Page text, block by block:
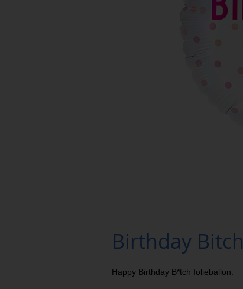
Birthday Bitch
Happy Birthday B*tch folieballon.